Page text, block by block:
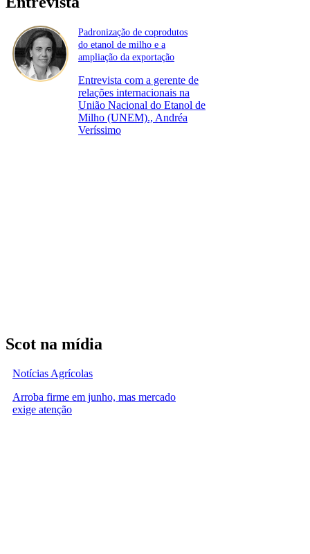
Padronização de coprodutos
do etanol de milho e a
ampliação da exportação
Entrevista com a gerente de
relações internacionais na
União Nacional do Etanol de
Milho (UNEM)., Andréa
Veríssimo
Scot na mídia
Notícias Agrícolas
Arroba firme em junho, mas mercado
exige atenção